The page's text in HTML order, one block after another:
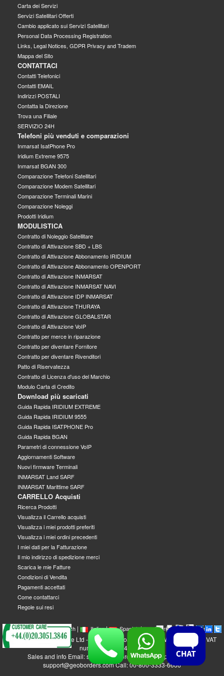
Carta dei Servizi
Servizi Satellitari Offerti
Cambio applicato sui Servizi Satellitari
Personal Data Processing Registration
Links, Legal Notices, GDPR Privacy and Tradem
Mappa del Sito
CONTATTACI
Contatti Telefonici
Contatti EMAIL
Indirizzi POSTALI
Contatta la Direzione
Trova una Filiale
SERVIZIO 24H
Telefoni più venduti e comparazioni
Inmarsat IsatPhone Pro
Iridium Extreme 9575
Inmarsat BGAN 300
Comparazione Telefoni Satellitari
Comparazione Modem Satellitari
Comparazione Terminali Marini
Comparazione Noleggi
Prodotti Iridium
MODULISTICA
Contratto di Noleggio Satellitare
Contratto di Attivazione SBD + LBS
Contratto di Attivazione Abbonamento IRIDIUM
Contratto di Attivazione Abbonamento OPENPORT
Contratto di Attivazione INMARSAT
Contratto di Attivazione INMARSAT NAVI
Contratto di Attivazione IDP INMARSAT
Contratto di Attivazione THURAYA
Contratto di Attivazione GLOBALSTAR
Contratto di Attivazione VoIP
Contratto per merce in riparazione
Contratto per diventare Fornitore
Contratto per diventare Rivenditori
Patto di Riservatezza
Contratto di Licenza d'uso del Marchio
Modulo Carta di Credito
Download più scaricati
Guida Rapida IRIDIUM EXTREME
Guida Rapida IRIDIUM 9555
Guida Rapida ISATPHONE Pro
Guida Rapida BGAN
Parametri di connessione VoIP
Aggiornamenti Software
Nuovi firmware Terminali
INMARSAT Land SARF
INMARSAT Marittime SARF
CARRELLO Acquisti
Ricerca Prodotti
Visualizza il Carrello acquisti
Visualizza i miei prodotti preferiti
Visualizza i miei ordini precedenti
I miei dati per la Fatturazione
Il mio indirizzo di spedizione merci
Scarica le mie Fatture
Condizioni di Vendita
Pagamenti accettati
Come contattarci
Regole sui resi
| English| French| Italian| Spanish| German| Swedish|
GEOBORDERS Satellite Ltd - 1B Labton Road, SW20 0LW London, UK - VAT
number: GB 984488553
Sales and info Email: sales@geoborders.com - Support Email:
support@geoborders.com Call: 00-800-3333-6666